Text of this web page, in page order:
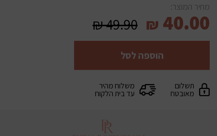
מחיר המוצר:
40.00
₪
49.90
₪
הוספה לסל
תשלום
מאובטח
משלוח מהיר
עד בית הלקוח